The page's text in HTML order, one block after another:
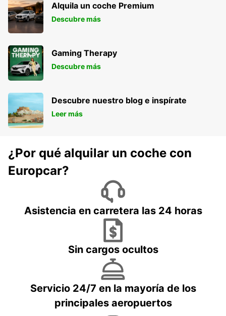
Alquila un coche Premium
Descubre más
Gaming Therapy
Descubre más
Descubre nuestro blog e inspírate
Leer más
¿Por qué alquilar un coche con
Europcar?
Asistencia en carretera las 24 horas
Sin cargos ocultos
Servicio 24/7 en la mayoría de los
principales aeropuertos